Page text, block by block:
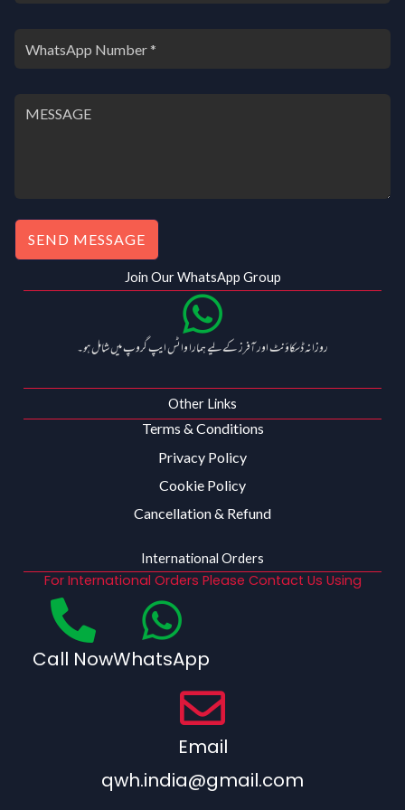
SEND MESSAGE
Join Our WhatsApp Group
روزانہ ڈسکاؤنٹ اور آفرز کے لیے ہمارا واٹس ایپ گروپ میں شامل ہو۔
Other Links
Terms & Conditions
Privacy Policy
Cookie Policy
Cancellation & Refund
International Orders
For International Orders Please Contact Us Using
Call NowWhatsApp
Email
qwh.india@gmail.com